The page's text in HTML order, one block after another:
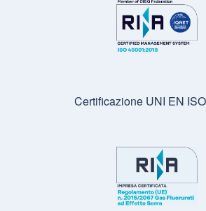
Certificazione UNI EN